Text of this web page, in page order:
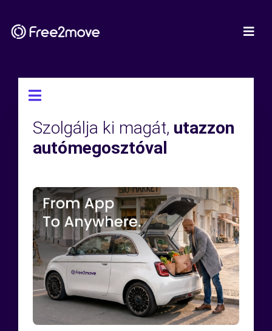
Szolgálja ki magát, utazzon
autómegosztóval